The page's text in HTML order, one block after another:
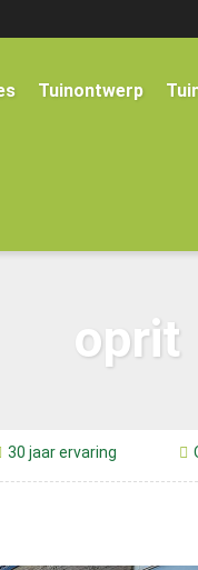
Tuinontwerp
oprit
30 jaar ervaring